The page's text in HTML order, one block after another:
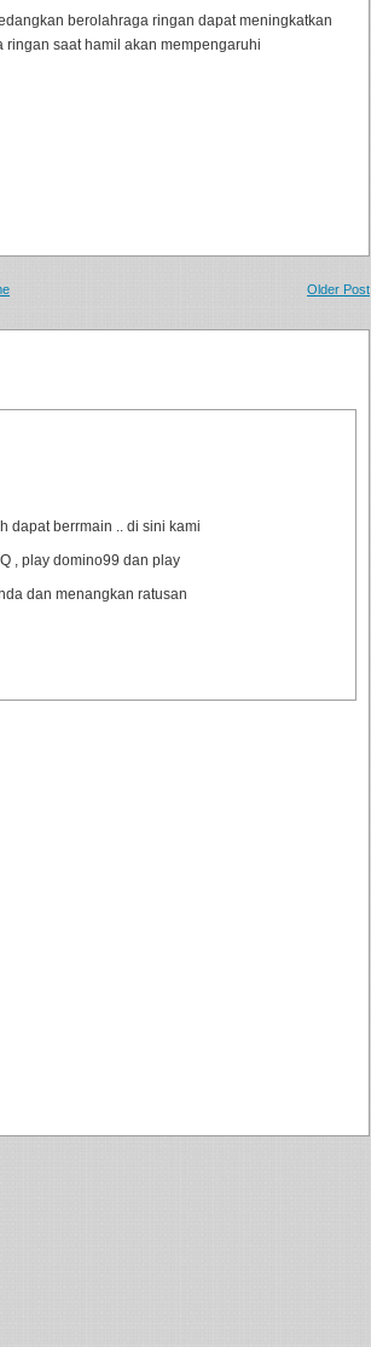
berolahraga ringan dapat meningkatkan
saat hamil akan mempengaruhi
Older Post
dapat berrmain .. di sini kami
, play domino99 dan play
dan menangkan ratusan